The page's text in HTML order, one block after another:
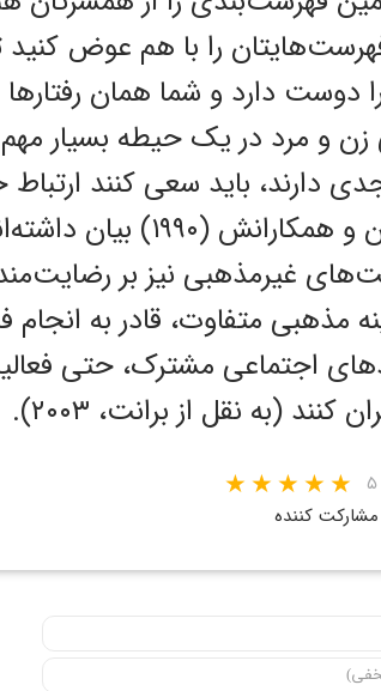
را با هم عوض کنید
دوست دارد و شما همان رفتارها
زن و مرد در یک حیطه بسیار
دارند، باید سعی کنند ارتباط
شیهان و
غیرمذهبی نیز بر
مذهبی متفاوت، قادر به
اجتماعی مشترک، حتی
کنند (به نقل از برانت، ۲۰۰۳).